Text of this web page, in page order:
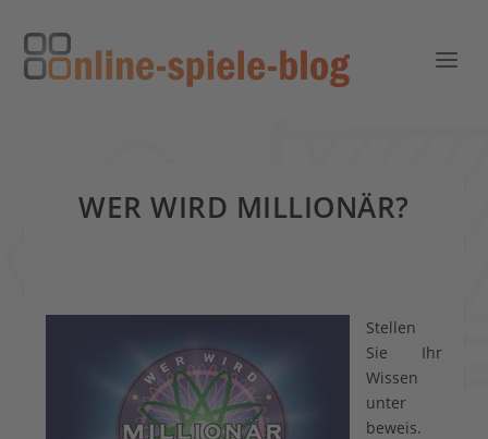
WER WIRD MILLIONÄR?
Stellen
Sie Ihr
Wissen
unter
beweis.